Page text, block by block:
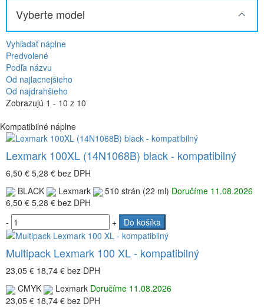
Vyberte model
Vyhľadať náplne
Predvolené
Podľa názvu
Od najlacnejšieho
Od najdrahšieho
Zobrazujú 1 - 10 z 10
Kompatibilné náplne
Lexmark 100XL (14N1068B) black - kompatibilný
6,50 € 5,28 € bez DPH
BLACK
Lexmark 510 strán (22 ml) Doručíme 11.08.2026
6,50 € 5,28 € bez DPH
-
+ Do košíka
Multipack Lexmark 100 XL - kompatibilný
23,05 € 18,74 € bez DPH
CMYK
Lexmark Doručíme 11.08.2026
23,05 € 18,74 € bez DPH